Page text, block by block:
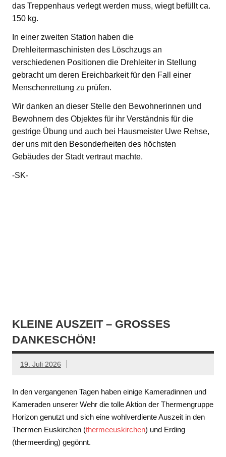
das Treppenhaus verlegt werden muss, wiegt befüllt ca.
150 kg.
In einer zweiten Station haben die
Drehleitermaschinisten des Löschzugs an
verschiedenen Positionen die Drehleiter in Stellung
gebracht um deren Ereichbarkeit für den Fall einer
Menschenrettung zu prüfen.
Wir danken an dieser Stelle den Bewohnerinnen und
Bewohnern des Objektes für ihr Verständnis für die
gestrige Übung und auch bei Hausmeister Uwe Rehse,
der uns mit den Besonderheiten des höchsten
Gebäudes der Stadt vertraut machte.
-SK-
KLEINE AUSZEIT – GROSSES D
ANKESCHÖN!
19. Juli 2026
In den vergangenen Tagen haben einige Kameradinnen und
Kameraden unserer Wehr die tolle Aktion der Thermengruppe
Horizon genutzt und sich eine wohlverdiente Auszeit in den
Thermen Euskirchen (thermeeuskirchen) und Erding
(thermeerding) gegönnt.